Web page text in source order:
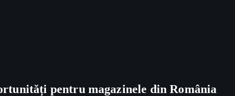
pentru magazinele din România